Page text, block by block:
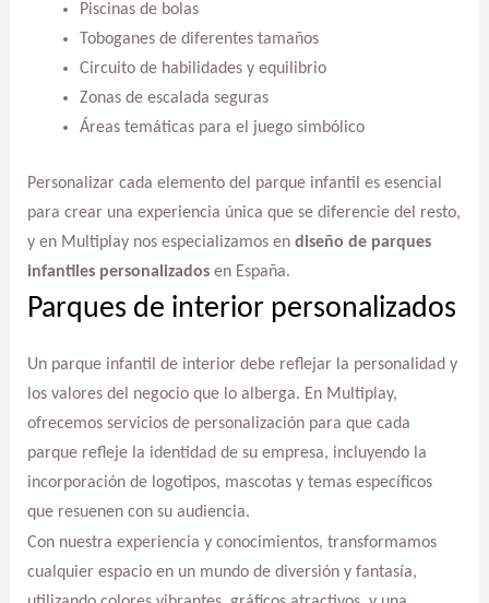
Piscinas de bolas
Toboganes de diferentes tamaños
Circuito de habilidades y equilibrio
Zonas de escalada seguras
Áreas temáticas para el juego simbólico
Personalizar cada elemento del parque infantil es esencial
para crear una experiencia única que se diferencie del resto,
y en Multiplay nos especializamos en diseño de parques
infantiles personalizadosen España.
Parques de interior personalizados
Un parque infantil de interior debe reflejar la personalidad y
los valores del negocio que lo alberga. En Multiplay,
ofrecemos servicios de personalización para que cada
parque refleje la identidad de su empresa, incluyendo la
incorporación de logotipos, mascotas y temas específicos
que resuenen con su audiencia.
Con nuestra experiencia y conocimientos, transformamos
cualquier espacio en un mundo de diversión y fantasía,